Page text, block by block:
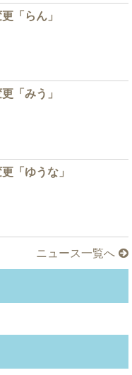
「らん」
「みう」
「ゆうな」
ニュース一覧へ